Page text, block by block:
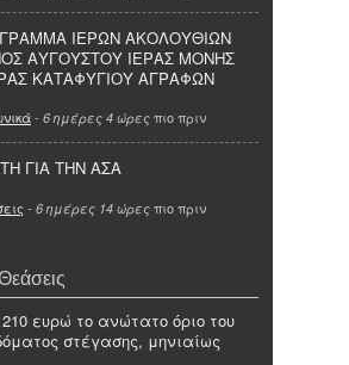
ΙΕΡΩΝ ΑΚΟΛΟΥΘΙΩΝ
ΑΥΓΟΥΣΤΟΥ ΙΕΡΑΣ ΜΟΝΗΣ
ΚΑΤΑΦΥΓΙΟΥ ΑΓΡΑΦΩΝ
- 6 ημέρες 4 ώρες πιο πριν
ΓΙΑ ΤΗΝ ΑΣΑ
- 6 ημέρες 14 ώρες πιο πριν
ευρώ το ανώτατο όριο του
στέγασης, μηνιαίως